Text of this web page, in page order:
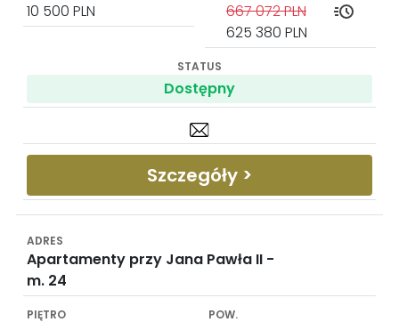
10 500 PLN
667 072 PLN
625 380 PLN
Dostępny
Szczegóły >
Apartamenty przy Jana Pawła II -
m. 24